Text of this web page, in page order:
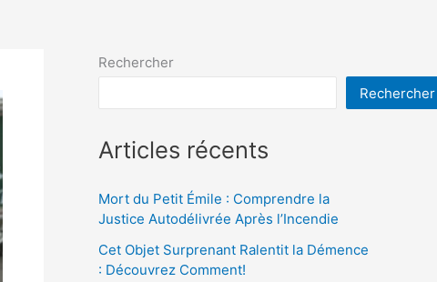
Rechercher
Rechercher
Articles récents
Mort du Petit Émile : Comprendre la
Justice Autodélivrée Après l’Incendie
Cet Objet Surprenant Ralentit la Démence
: Découvrez Comment!